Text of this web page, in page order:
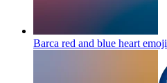
Barca red and blue heart emoji